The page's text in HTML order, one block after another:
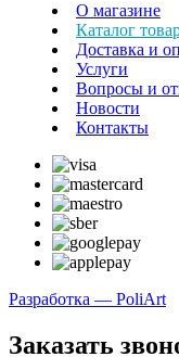
О магазине
Каталог
Доставка и
Услуги
Вопросы и
Новости
Контакты
Разработка — PoliArt
Заказать